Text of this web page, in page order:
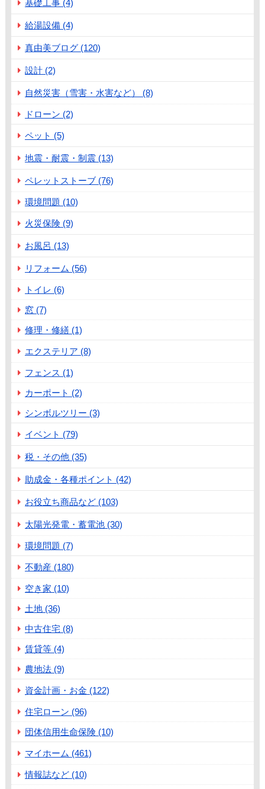
基礎工事 (4)
給湯設備 (4)
真由美ブログ (120)
設計 (2)
自然災害（雪害・水害など） (8)
ドローン (2)
ペット (5)
地震・耐震・制震 (13)
ペレットストーブ (76)
環境問題 (10)
火災保険 (9)
お風呂 (13)
リフォーム (56)
トイレ (6)
窓 (7)
修理・修繕 (1)
エクステリア (8)
フェンス (1)
カーポート (2)
シンボルツリー (3)
イベント (79)
税・その他 (35)
助成金・各種ポイント (42)
お役立ち商品など (103)
太陽光発電・蓄電池 (30)
環境問題 (7)
不動産 (180)
空き家 (10)
土地 (36)
中古住宅 (8)
賃貸等 (4)
農地法 (9)
資金計画・お金 (122)
住宅ローン (96)
団体信用生命保険 (10)
マイホーム (461)
情報誌など (10)